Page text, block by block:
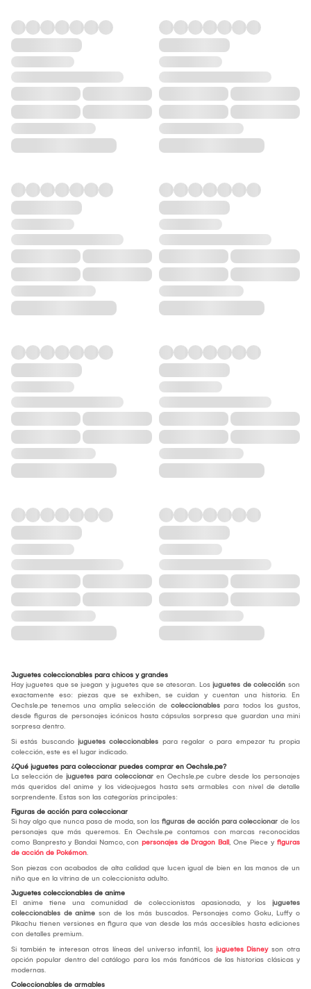
Juguetes coleccionables para chicos y grandes
Hay juguetes que se juegan y juguetes que se atesoran. Los juguetes de colección son
exactamente eso: piezas que se exhiben, se cuidan y cuentan una historia. En
Oechsle.pe tenemos una amplia selección de coleccionables para todos los gustos,
desde figuras de personajes icónicos hasta cápsulas sorpresa que guardan una mini
sorpresa dentro.
Si estás buscando juguetes coleccionables para regalar o para empezar tu propia
colección, este es el lugar indicado.
¿Qué juguetes para coleccionar puedes comprar en Oechsle.pe?
La selección de juguetes para coleccionar en Oechsle.pe cubre desde los personajes
más queridos del anime y los videojuegos hasta sets armables con nivel de detalle
sorprendente. Estas son las categorías principales:
Figuras de acción para coleccionar
Si hay algo que nunca pasa de moda, son las figuras de acción para coleccionar de los
personajes que más queremos. En Oechsle.pe contamos con marcas reconocidas
como Banpresto y Bandai Namco, con personajes de Dragon Ball, One Piece y figuras
de acción de Pokémon.
Son piezas con acabados de alta calidad que lucen igual de bien en las manos de un
niño que en la vitrina de un coleccionista adulto.
Juguetes coleccionables de anime
El anime tiene una comunidad de coleccionistas apasionada, y los juguetes
coleccionables de anime son de los más buscados. Personajes como Goku, Luffy o
Pikachu tienen versiones en figura que van desde las más accesibles hasta ediciones
con detalles premium.
Si también te interesan otras líneas del universo infantil, los juguetes Disneyson otra
opción popular dentro del catálogo para los más fanáticos de las historias clásicas y
modernas.
Coleccionables de armables